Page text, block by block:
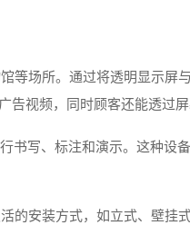
等场所。通过将透明显示屏
视频，同时顾客还能透过屏
书写、标注和演示。这种设
的安装方式，如立式、壁挂